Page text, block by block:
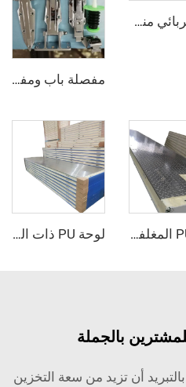
مفصلة باب ومفتوح الباب - نصف مدفون
لوحة PU ذات الوجه الفولاذي الصدأي
من سعة التخزين